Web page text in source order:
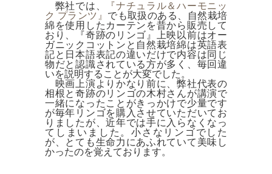
弊社では、
『ナチュラル＆ハーモニッ
ク プランツ』 でも取扱のある、自然栽培
綿を使用したカーテンを昔から販売して
おり、
『奇跡のリンゴ』上映以前はオー
ガニックコットンと自然栽培綿は英語表
記と日本語表記の違いだけで内容は同じ
物だと認識されている方が多く、毎回違
いを説明することが大変でした。
映画上演よりかなり前に、弊社代表の
相根と奇跡のリンゴの木村さんが講演で
一緒になったことがきっかけで少量です
が毎年リンゴを購入させていただいてお
りましたが、近年では手に入らなくなっ
てしまいました。小さなリンゴでした
が、とても生命力にあふれていて美味し
かったのを覚えております。